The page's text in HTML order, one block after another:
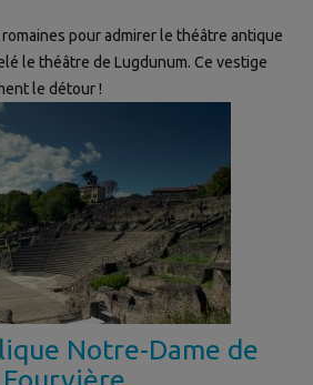
pour admirer le théâtre antique
le théâtre de Lugdunum. Ce vestige
le détour !
Notre-Dame de